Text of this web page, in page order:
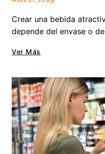
Crear una bebida
depende del envase o
Ver Más